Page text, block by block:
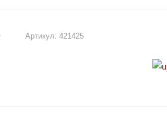
Артикул: 421425